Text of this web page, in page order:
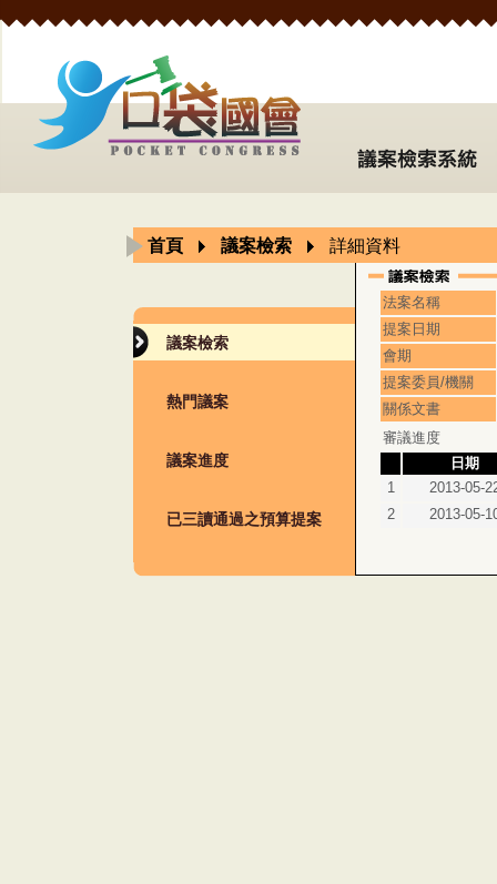
首頁 議案檢索 詳細資料
議案檢索
熱門議案
議案進度
已三讀通過之預算提案
法案名稱
提案日期
會期
提案委員/機關
關係文書
審議進度
日期
1
2013-05-
2
2013-05-